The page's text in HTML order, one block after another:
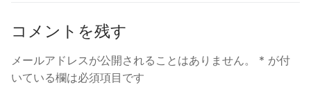
ゲ
ー
シ
稿:
コメントを残す
メールアドレスが公開されることはありません。 * が付
いている欄は必須項目です